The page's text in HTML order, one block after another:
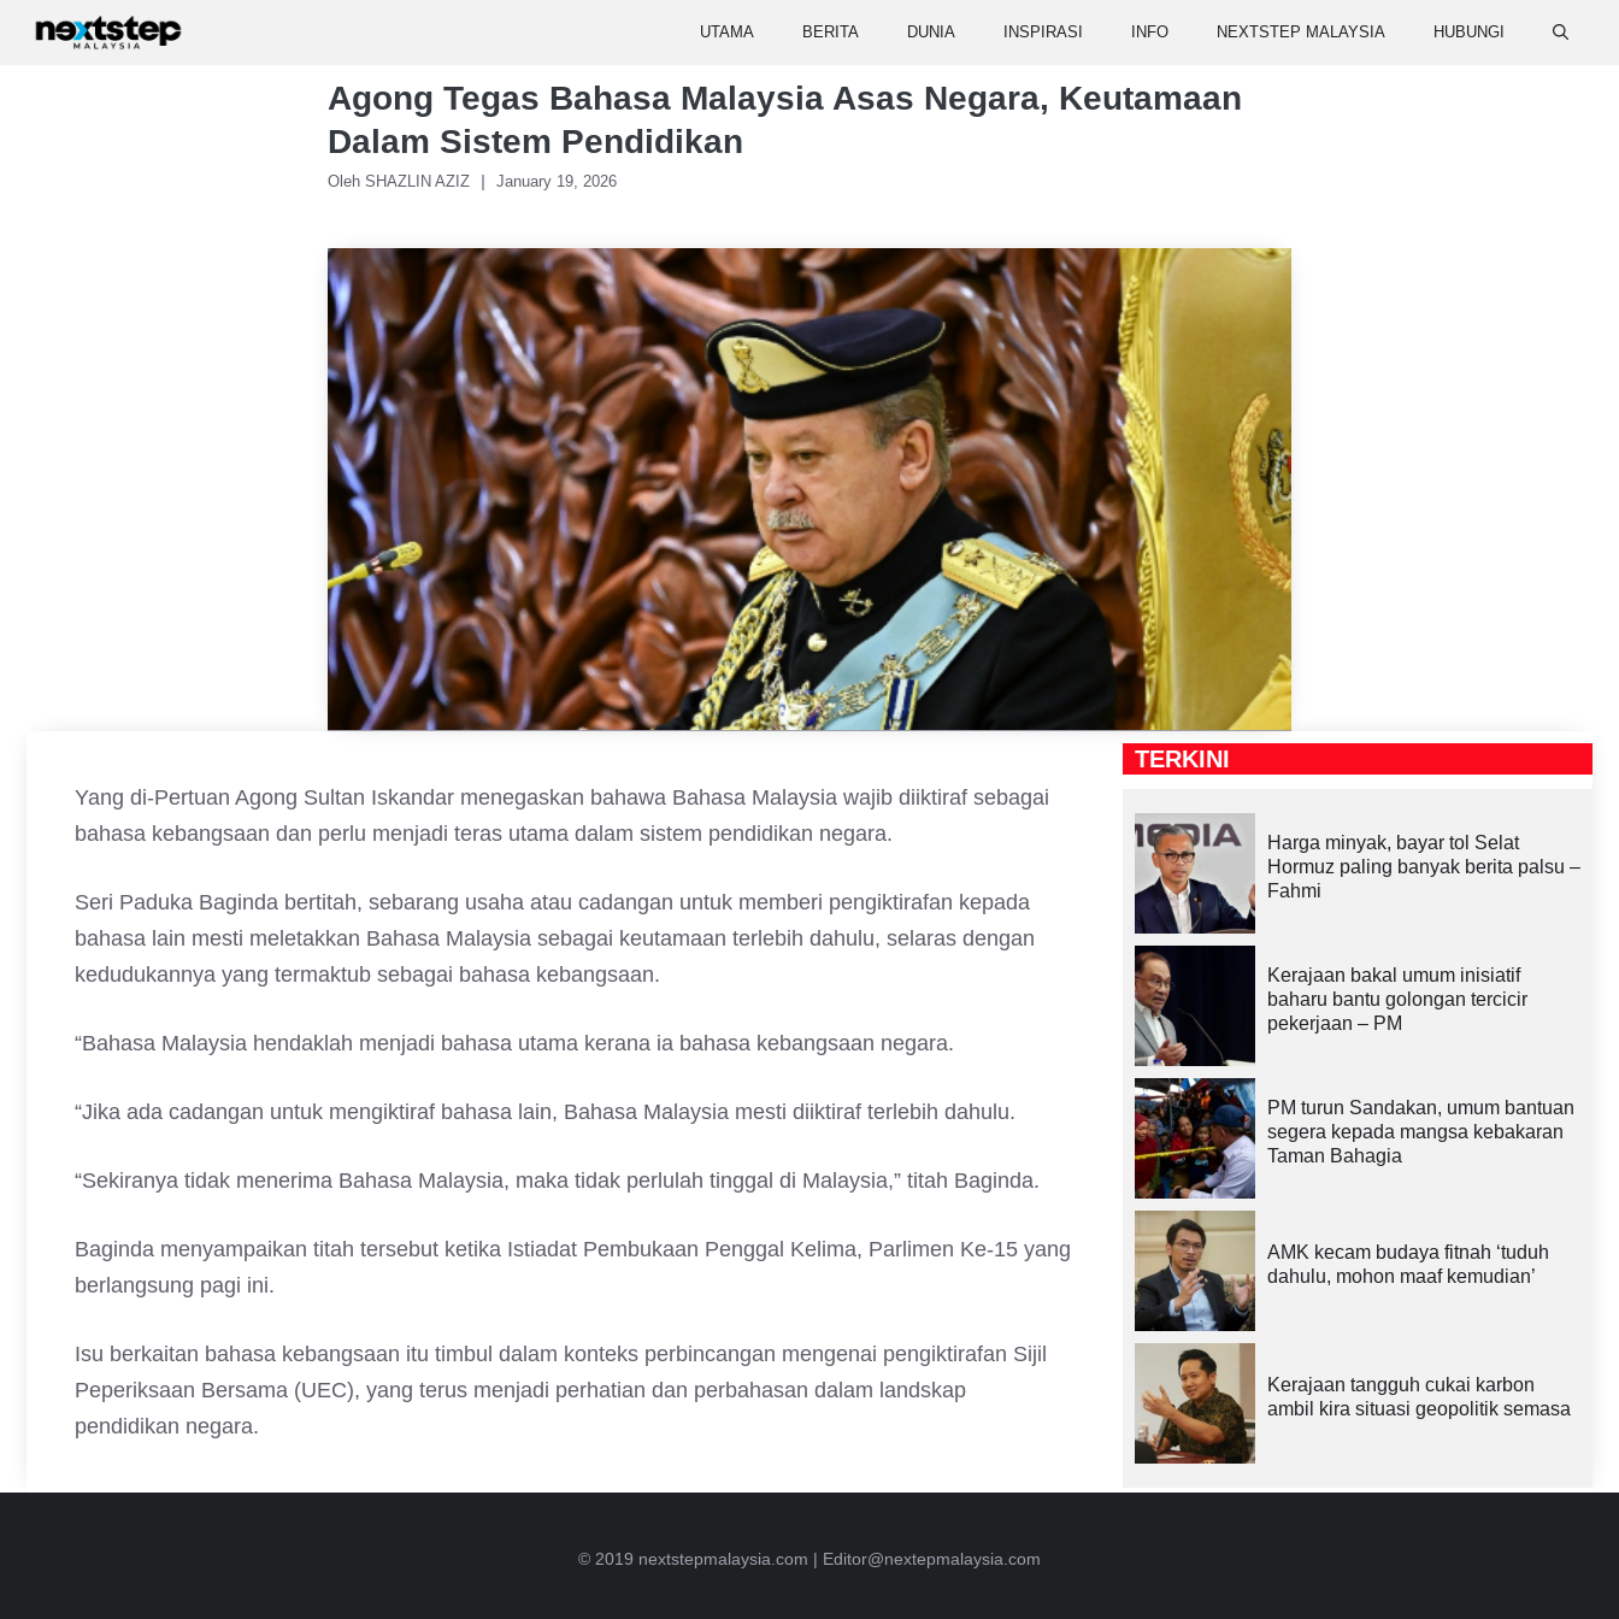
Skip
UTAMA BERITA DUNIA INSPIRASI INFO NEXTSTEP MALAYSIA HUBUNGI
Agong Tegas Bahasa Malaysia Asas Negara, Keutamaan
Dalam Sistem Pendidikan
Oleh SHAZLIN AZIZ January 19, 2026
Yang di-Pertuan Agong Sultan Iskandar menegaskan bahawa Bahasa Malaysia wajib diiktiraf sebagai
bahasa kebangsaan dan perlu menjadi teras utama dalam sistem pendidikan negara.
Seri Paduka Baginda bertitah, sebarang usaha atau cadangan untuk memberi pengiktirafan kepada
bahasa lain mesti meletakkan Bahasa Malaysia sebagai keutamaan terlebih dahulu, selaras dengan
kedudukannya yang termaktub sebagai bahasa kebangsaan.
“Bahasa Malaysia hendaklah menjadi bahasa utama kerana ia bahasa kebangsaan negara.
“Jika ada cadangan untuk mengiktiraf bahasa lain, Bahasa Malaysia mesti diiktiraf terlebih dahulu.
“Sekiranya tidak menerima Bahasa Malaysia, maka tidak perlulah tinggal di Malaysia,” titah Baginda.
Baginda menyampaikan titah tersebut ketika Istiadat Pembukaan Penggal Kelima, Parlimen Ke-15 yang
berlangsung pagi ini.
Isu berkaitan bahasa kebangsaan itu timbul dalam konteks perbincangan mengenai pengiktirafan Sijil
Peperiksaan Bersama (UEC), yang terus menjadi perhatian dan perbahasan dalam landskap
pendidikan negara.
TERKINI
Harga minyak, bayar tol Selat
Hormuz paling banyak berita palsu –
Fahmi
Kerajaan bakal umum inisiatif
baharu bantu golongan tercicir
pekerjaan – PM
PM turun Sandakan, umum bantuan
segera kepada mangsa kebakaran
Taman Bahagia
AMK kecam budaya fitnah ‘tuduh
dahulu, mohon maaf kemudian’
Kerajaan tangguh cukai karbon
ambil kira situasi geopolitik semasa
© 2019 nextstepmalaysia.com | Editor@nextepmalaysia.com